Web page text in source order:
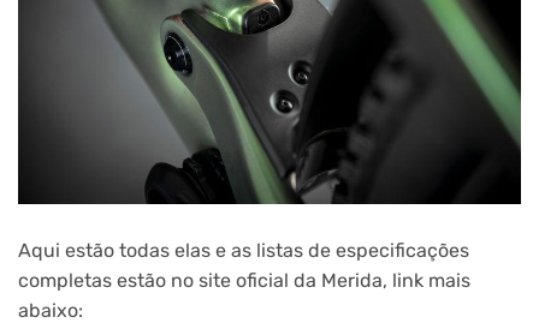
Aqui estão todas elas e as listas de especificações
completas estão no site oficial da Merida, link mais
abaixo: